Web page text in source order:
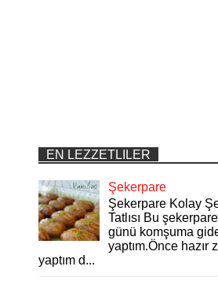
EN LEZZETLILER
Şekerpare
Şekerpare Kolay
Tatlısı Bu
günü komşuma
yaptım.Önce hazır
yaptım d...